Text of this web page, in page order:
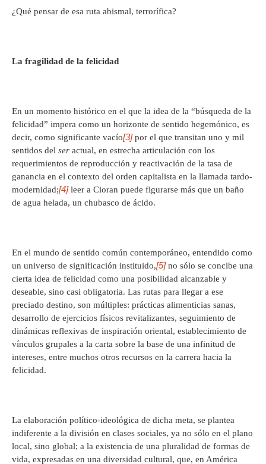
¿Qué pensar de esa ruta abismal, terrorífica?
La fragilidad de la felicidad
En un momento histórico en el que la idea de la “búsqueda de la
felicidad” impera como un horizonte de sentido hegemónico, es
decir, como significante vacío[3]por el que transitan uno y mil
sentidos del ser actual, en estrecha articulación con los
requerimientos de reproducción y reactivación de la tasa de
ganancia en el contexto del orden capitalista en la llamada tardo-
modernidad;[4]leer a Cioran puede figurarse más que un baño
de agua helada, un chubasco de ácido.
En el mundo de sentido común contemporáneo, entendido como
un universo de significación instituido,[5]no sólo se concibe una
cierta idea de felicidad como una posibilidad alcanzable y
deseable, sino casi obligatoria. Las rutas para llegar a ese
preciado destino, son múltiples: prácticas alimenticias sanas,
desarrollo de ejercicios físicos revitalizantes, seguimiento de
dinámicas reflexivas de inspiración oriental, establecimiento de
vínculos grupales a la carta sobre la base de una infinitud de
intereses, entre muchos otros recursos en la carrera hacia la
felicidad.
La elaboración político-ideológica de dicha meta, se plantea
indiferente a la división en clases sociales, ya no sólo en el plano
local, sino global; a la existencia de una pluralidad de formas de
vida, expresadas en una diversidad cultural, que, en América